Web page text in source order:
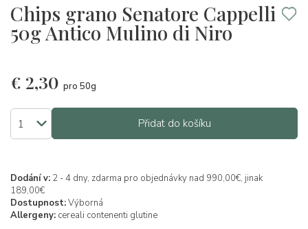
Chips grano Senatore Cappelli
50g Antico Mulino di Niro
€ 2,30 pro 50g
Přidat do košíku
Dodání v: 2 - 4 dny, zdarma pro objednávky nad 990,00€, jinak
189,00€
Dostupnost:Výborná
Allergeny: cereali contenenti glutine